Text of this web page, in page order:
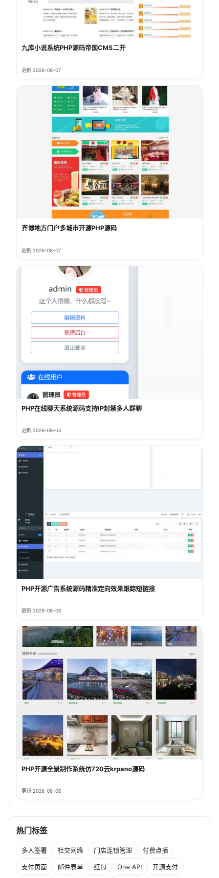
九库小说系统PHP源码帝国CMS二开
更新 2026-08-07
齐博地方门户多城市开源PHP源码
更新 2026-08-07
PHP在线聊天系统源码支持IP封禁多人群聊
更新 2026-08-06
PHP开源广告系统源码精准定向效果跟踪短链接
更新 2026-08-06
PHP开源全景制作系统仿720云krpano源码
更新 2026-08-06
热门标签
多人签署 社交网络 门店连锁管理 付费点播
支付页面 邮件表单 红包 One API 开源支付